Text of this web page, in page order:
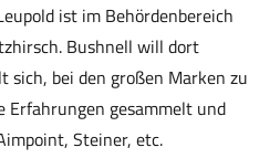
ist im Behördenbereich
Bushnell will dort
sich, bei den großen Marken zu
Erfahrungen gesammelt und
Steiner, etc.